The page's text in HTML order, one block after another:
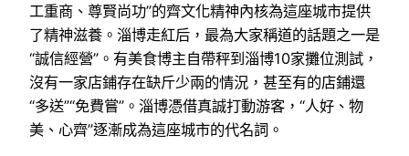
工重商、尊賢尚功”的齊文化精神內核為這座城市提供
了精神滋養。淄博走紅后，最為大家稱道的話題之一是
“誠信經營”。有美食博主自帶秤到淄博10家攤位測試，
沒有一家店鋪存在缺斤少兩的情況，甚至有的店鋪還
“多送”“免費嘗”。淄博憑借真誠打動游客，“人好、物
美、心齊”逐漸成為這座城市的代名詞。